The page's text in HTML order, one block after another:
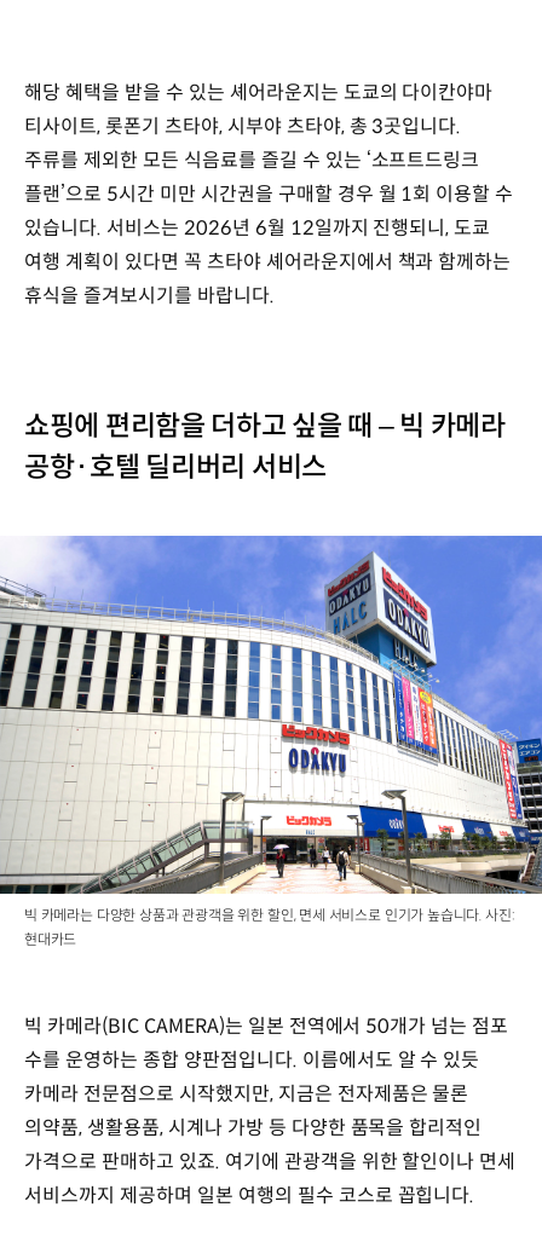
해당 혜택을 받을 수 있는 셰어라운지는 도쿄의 다이칸야마
티사이트, 롯폰기 츠타야, 시부야 츠타야, 총 3곳입니다.
주류를 제외한 모든 식음료를 즐길 수 있는 ‘소프트드링크
플랜’으로 5시간 미만 시간권을 구매할 경우 월 1회 이용할 수
있습니다. 서비스는 2026년 6월 12일까지 진행되니, 도쿄
여행 계획이 있다면 꼭 츠타야 셰어라운지에서 책과 함께하는
휴식을 즐겨보시기를 바랍니다.
쇼핑에 편리함을 더하고 싶을 때 – 빅 카메라
공항·호텔 딜리버리 서비스
빅 카메라는 다양한 상품과 관광객을 위한 할인, 면세 서비스로 인기가 높습니다. 사진:
현대카드
빅 카메라(BIC CAMERA)는 일본 전역에서 50개가 넘는 점포
수를 운영하는 종합 양판점입니다. 이름에서도 알 수 있듯
카메라 전문점으로 시작했지만, 지금은 전자제품은 물론
의약품, 생활용품, 시계나 가방 등 다양한 품목을 합리적인
가격으로 판매하고 있죠. 여기에 관광객을 위한 할인이나 면세
서비스까지 제공하며 일본 여행의 필수 코스로 꼽힙니다.